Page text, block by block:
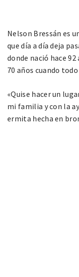
Nelson Bressán es
que día a día deja
donde nació hace
70 años cuando
«Quise hacer un
mi familia y con la
ermita hecha en